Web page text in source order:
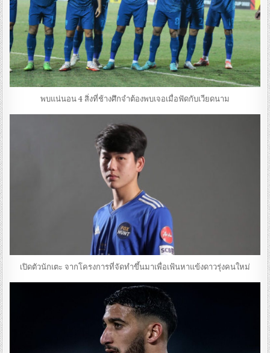
พบแน่นอน 4 สิ่งที่ช้างศึกจำต้องพบเจอเมื่อฟัดกับเวียดนาม
เปิดตัวนักเตะ จากโครงการที่จัดทำขึ้นมาเพื่อเฟ้นหาแข้งดาวรุ่งคนใหม่